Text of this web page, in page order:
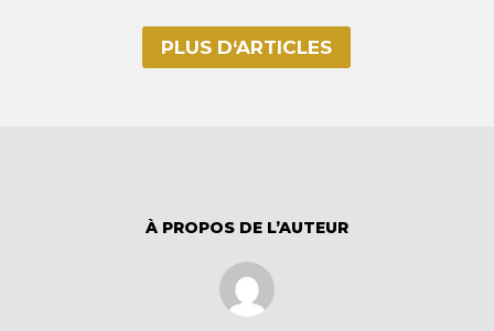
PLUS D‘ARTICLES
À PROPOS DE L’AUTEUR